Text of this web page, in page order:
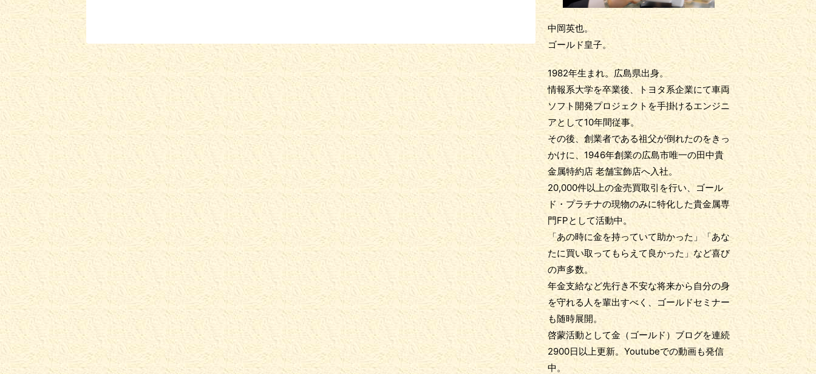
中岡英也。
ゴールド皇子。
1982年生まれ。広島県出身。
情報系大学を卒業後、トヨタ系企業にて車両
ソフト開発プロジェクトを手掛けるエンジニ
アとして10年間従事。
その後、創業者である祖父が倒れたのをきっ
かけに、1946年創業の広島市唯一の田中貴
金属特約店 老舗宝飾店へ入社。
20,000件以上の金売買取引を行い、ゴール
ド・プラチナの現物のみに特化した貴金属専
門FPとして活動中。
「あの時に金を持っていて助かった」「あな
たに買い取ってもらえて良かった」など喜び
の声多数。
年金支給など先行き不安な将来から自分の身
を守れる人を輩出すべく、ゴールドセミナー
も随時展開。
啓蒙活動として金（ゴールド）ブログを連続
2900日以上更新。Youtubeでの動画も発信
中。